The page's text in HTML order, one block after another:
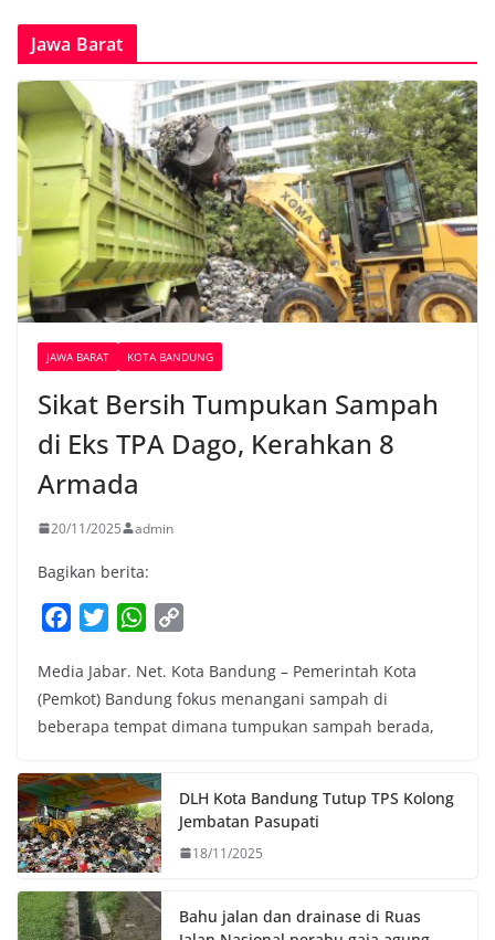
Jawa Barat
JAWA BARAT KOTA BANDUNG
Sikat Bersih Tumpukan Sampah
di Eks TPA Dago, Kerahkan 8
Armada
20/11/2025 admin
Bagikan berita:
c
e
b
o
k
i
t
t
r
W
a
t
s
p
p
p
y
L
n
k
Media Jabar. Net. Kota Bandung – Pemerintah Kota
(Pemkot) Bandung fokus menangani sampah di
beberapa tempat dimana tumpukan sampah berada,
DLH Kota Bandung Tutup TPS Kolong
Jembatan Pasupati
18/11/2025
Bahu jalan dan drainase di Ruas